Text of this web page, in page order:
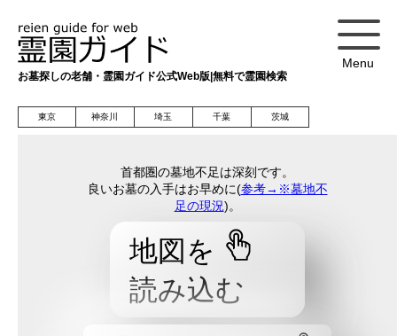
お墓探しの老舗・霊園ガイド公式Web版|無料で霊園検索
Menu
首都圏の墓地不足は深刻です。
良いお墓の入手はお早めに(参考→※墓地不
足の現況)。
地図を
読み込む
東京 神奈川 埼玉 千葉 茨城